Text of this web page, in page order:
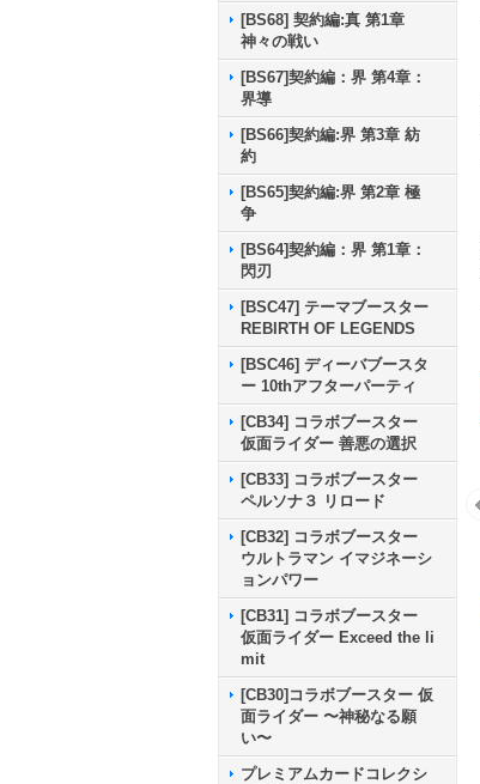
[BS68] 契約編:真 第1章
神々の戦い
[BS67]契約編：界 第4章：
界導
[BS66]契約編:界 第3章 紡
約
[BS65]契約編:界 第2章 極
争
[BS64]契約編：界 第1章：
閃刃
[BSC47] テーマブースター
REBIRTH OF LEGENDS
[BSC46] ディーバブースタ
ー 10thアフターパーティ
[CB34] コラボブースター
仮面ライダー 善悪の選択
[CB33] コラボブースター
ペルソナ３ リロード
[CB32] コラボブースター
ウルトラマン イマジネーシ
ョンパワー
[CB31] コラボブースター
仮面ライダー Exceed the li
mit
[CB30]コラボブースター 仮
面ライダー 〜神秘なる願
い〜
プレミアムカードコレクシ